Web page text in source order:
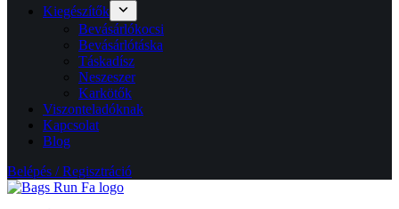
Kiegészítők
Bevásárlókocsi
Bevásárlótáska
Táskadísz
Neszeszer
Karkötők
Viszonteladóknak
Kapcsolat
Blog
Belépés / Regisztráció